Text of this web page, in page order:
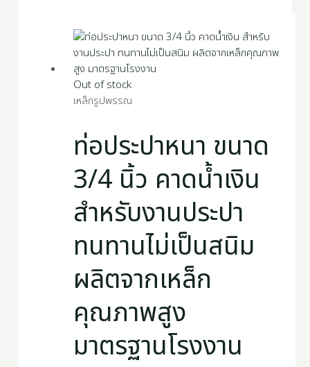
Out of stock
เหล็กรูปพรรณ
ท่อประปาหนา ขนาด
3/4 นิ้ว คาดน้ำเงิน
สำหรับงานประปา
ทนทานไม่เป็นสนิม
ผลิตจากเหล็ก
คุณภาพสูง
มาตรฐานโรงงาน